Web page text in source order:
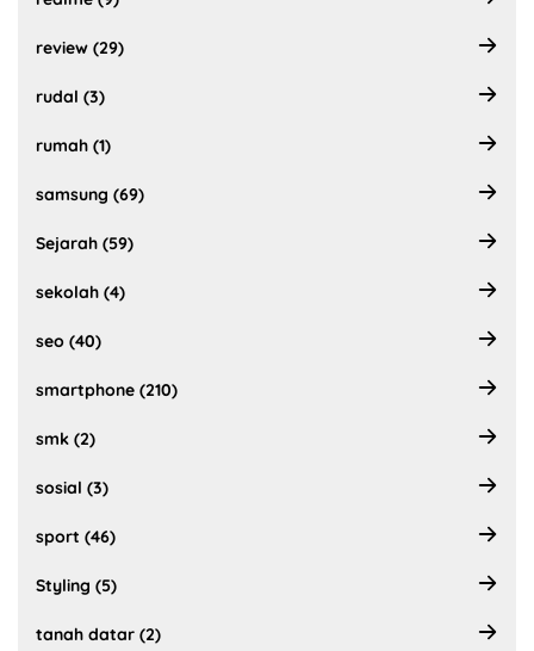
review (29)
rudal (3)
rumah (1)
samsung (69)
Sejarah (59)
sekolah (4)
seo (40)
smartphone (210)
smk (2)
sosial (3)
sport (46)
Styling (5)
tanah datar (2)